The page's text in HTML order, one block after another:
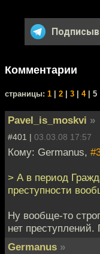
Комментарии
cтраницы: 1 2 3 4| 5
Pavel_is_moskvi »
#401 | 03.03.08 17:57
Кому: Germanus,
> А в период
преступности
Ну вообще-то
нет преступлений.
Germanus »